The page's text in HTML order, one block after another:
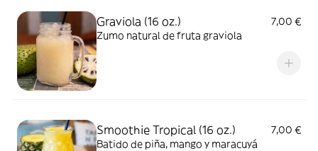
Graviola (16 oz.)
7,00 €
Zumo natural de fruta graviola
Smoothie Tropical (16 oz.)
7,00 €
Batido de piña, mango y maracuyá